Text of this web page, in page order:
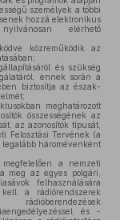
személyek a többi
hozzá elektronikus
elérhető
közreműködik az
és szükség
ennek során a
biztosítja az észak-
meghatározott
összességének az
az azonosítók típusát,
Felosztási Tervének (a
háromévenként
a nemzeti
meg az egyes polgári,
felhasználására
a rádiórendszerek
és -